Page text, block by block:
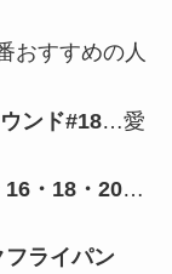
おすすめの人
ンド#18…愛
・18・20…
フライパン